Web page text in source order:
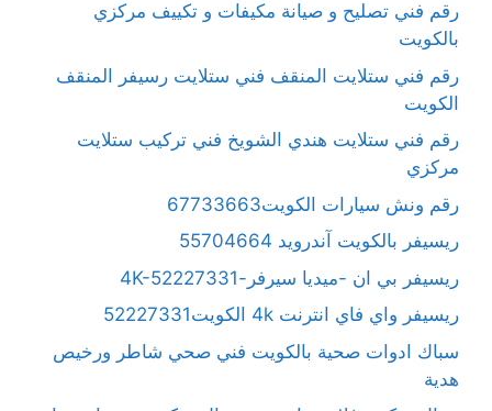
رقم فني تصليح و صيانة مكيفات و تكييف مركزي
بالكويت
رقم فني ستلايت المنقف فني ستلايت رسيفر المنقف
الكويت
رقم فني ستلايت هندي الشويخ فني تركيب ستلايت
مركزي
رقم ونش سيارات الكويت67733663
ريسيفر بالكويت آندرويد 55704664
ريسيفر بي ان -ميديا سيرفر-4K-52227331
ريسيفر واي فاي انترنت 4k الكويت52227331
سباك ادوات صحية بالكويت فني صحي شاطر ورخيص
هدية